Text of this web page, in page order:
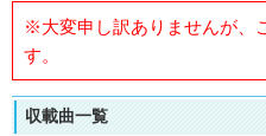
※大変申し訳ありませんが、
す。
収載曲一覧